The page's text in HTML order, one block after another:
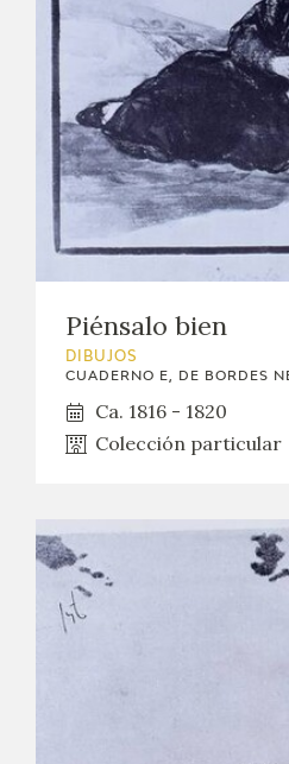
Piénsalo bien
DIBUJOS
CUADERNO E, DE BORDES
Ca. 1816 - 1820
Colección particular